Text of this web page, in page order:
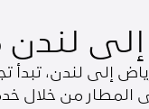
إلى لندن،
المطار من خلال